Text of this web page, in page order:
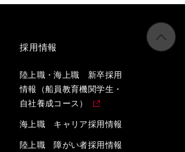
採用情報
陸上職・海上職 新卒採用
情報（船員教育機関学生・
自社養成コース）
海上職 キャリア採用情報
陸上職 障がい者採用情報